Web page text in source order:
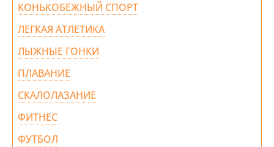
КОНЬКОБЕЖНЫЙ СПОРТ
ЛЕГКАЯ АТЛЕТИКА
ЛЫЖНЫЕ ГОНКИ
ПЛАВАНИЕ
СКАЛОЛАЗАНИЕ
ФИТНЕС
ФУТБОЛ